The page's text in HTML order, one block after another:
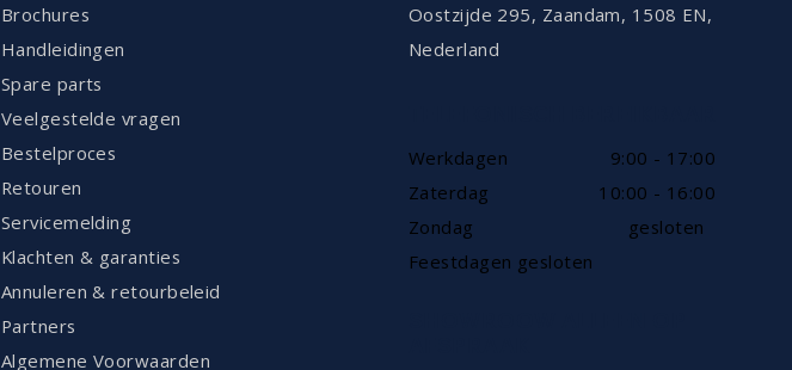
Brochures
Handleidingen
Spare parts
Veelgestelde vragen
Bestelproces
Retouren
Servicemelding
Klachten & garanties
Annuleren & retourbeleid
Partners
Algemene Voorwaarden
Oostzijde 295, Zaandam, 1508 EN,
Nederland
Werkdagen
9:00 - 17:00
Zaterdag
10:00 - 16:00
Zondag
gesloten
Feestdagen gesloten